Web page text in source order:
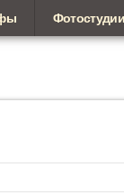
Фотостудии